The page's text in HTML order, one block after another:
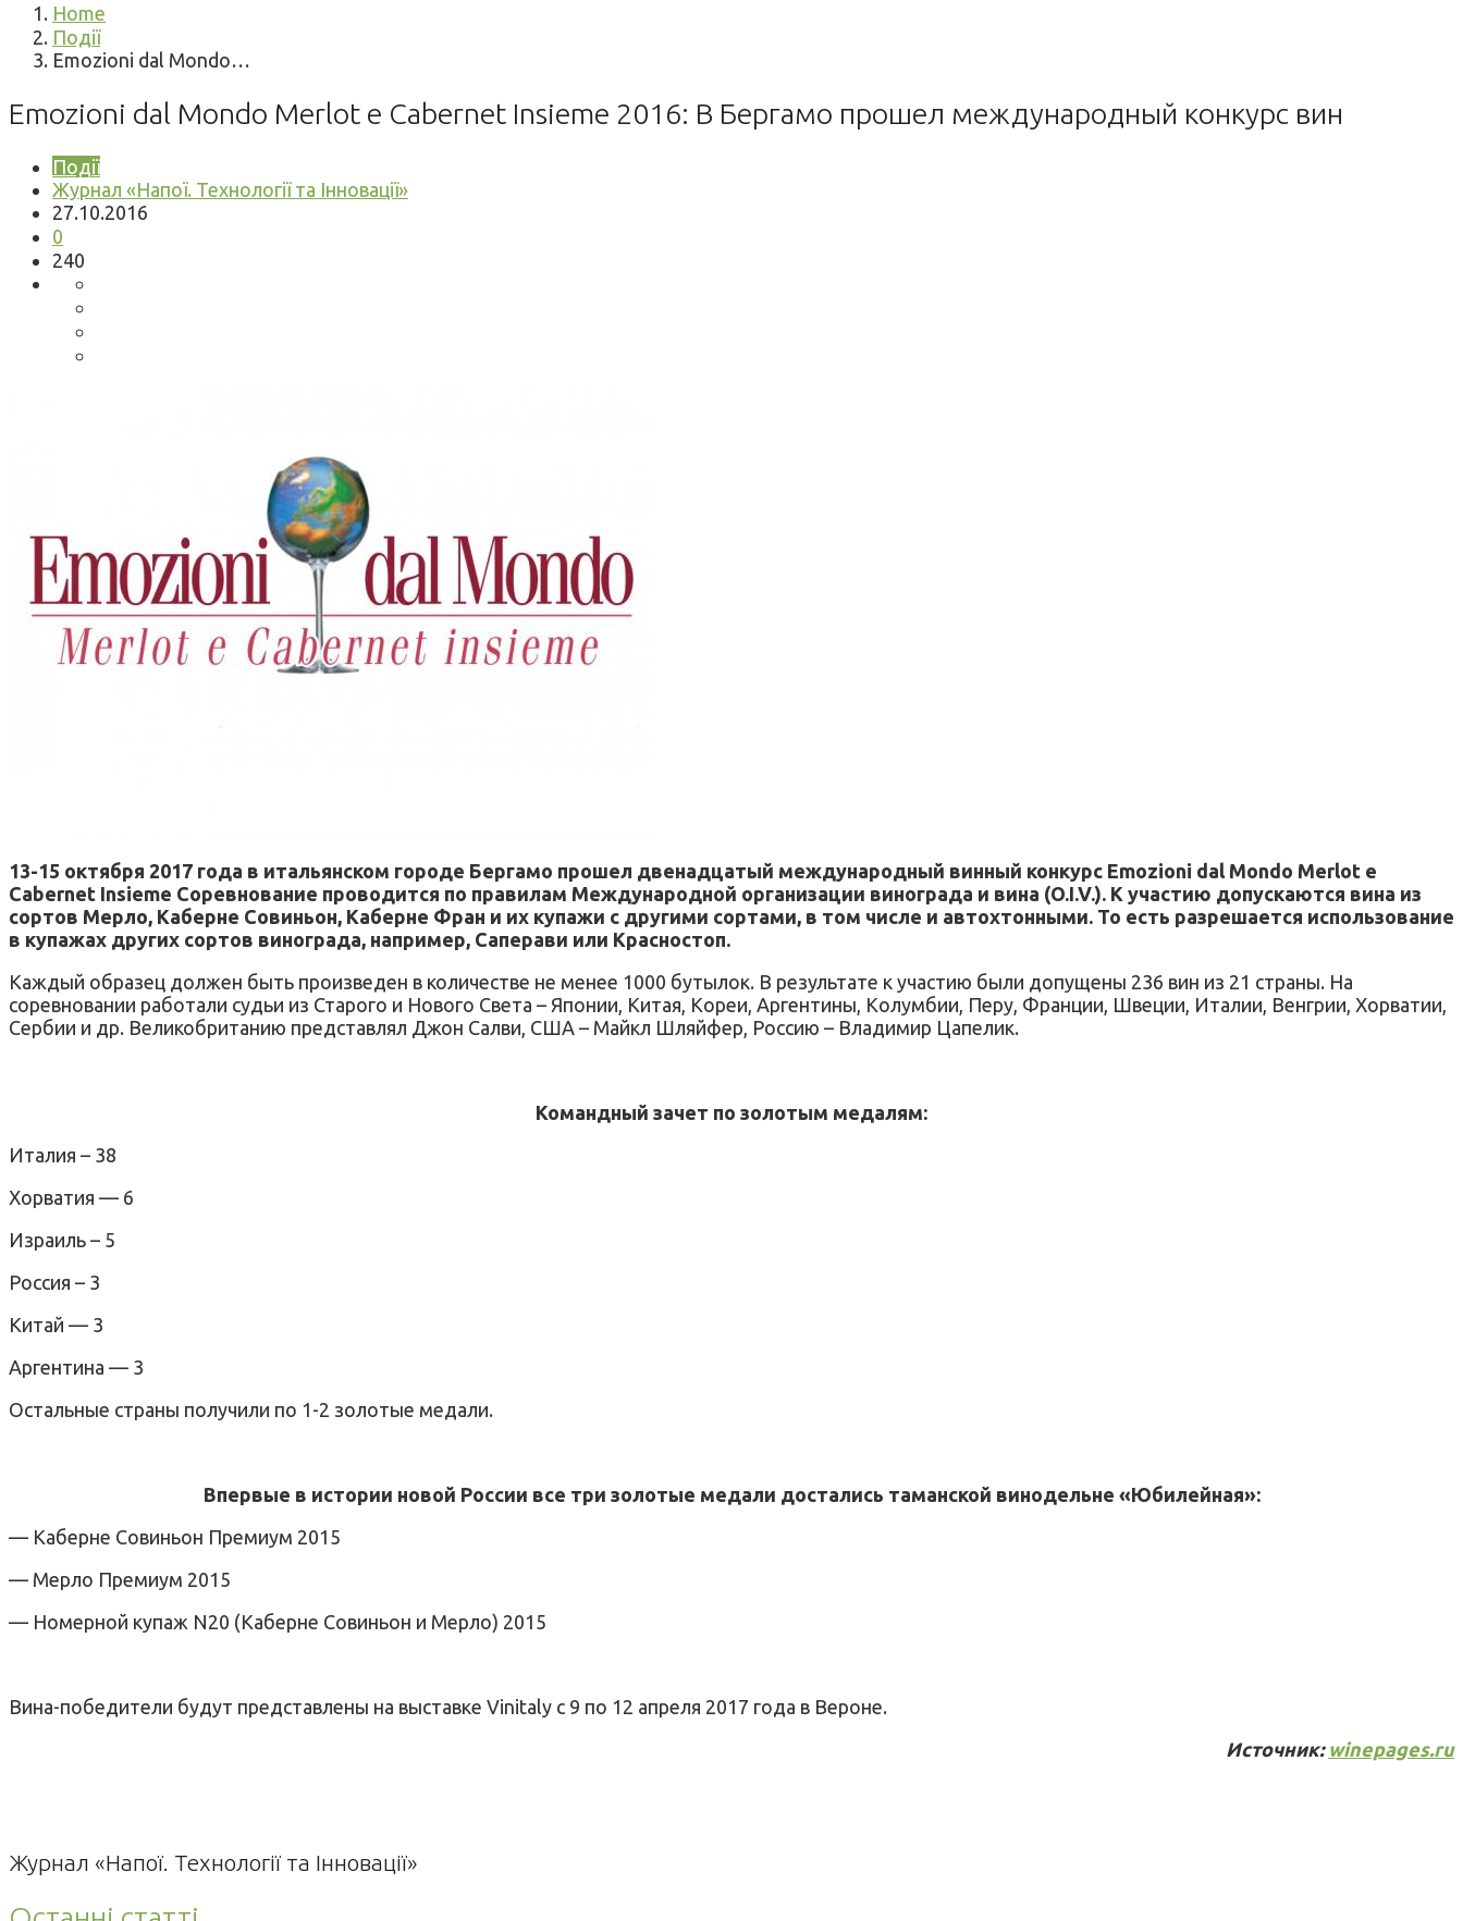
Home
Події
Emozioni dal Mondo…
Emozioni dal Mondo Merlot e Cabernet Insieme 2016: В Бергамо прошел международный конкурс вин
Події
Журнал «Напої. Технології та Інновації»
27.10.2016
0
240
13-15 октября 2017 года в итальянском городе Бергамо прошел двенадцатый международный винный конкурс Emozioni dal Mondo Merlot e
Cabernet Insieme Соревнование проводится по правилам Международной организации винограда и вина (O.I.V.). К участию допускаются вина из
сортов Мерло, Каберне Совиньон, Каберне Фран и их купажи с другими сортами, в том числе и автохтонными. То есть разрешается использование
в купажах других сортов винограда, например, Саперави или Красностоп.
Каждый образец должен быть произведен в количестве не менее 1000 бутылок. В результате к участию были допущены 236 вин из 21 страны. На
соревновании работали судьи из Старого и Нового Света – Японии, Китая, Кореи, Аргентины, Колумбии, Перу, Франции, Швеции, Италии, Венгрии, Хорватии,
Сербии и др. Великобританию представлял Джон Салви, США – Майкл Шляйфер, Россию – Владимир Цапелик.
Командный зачет по золотым медалям:
Италия – 38
Хорватия — 6
Израиль – 5
Россия – 3
Китай — 3
Аргентина — 3
Остальные страны получили по 1-2 золотые медали.
Впервые в истории новой России все три золотые медали достались таманской винодельне «Юбилейная»:
— Каберне Совиньон Премиум 2015
— Мерло Премиум 2015
— Номерной купаж N20 (Каберне Совиньон и Мерло) 2015
Вина-победители будут представлены на выставке Vinitaly с 9 по 12 апреля 2017 года в Вероне.
Источник: winepages.ru
Журнал «Напої. Технології та Інновації»